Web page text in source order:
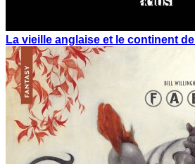
La vieille anglaise et le continent